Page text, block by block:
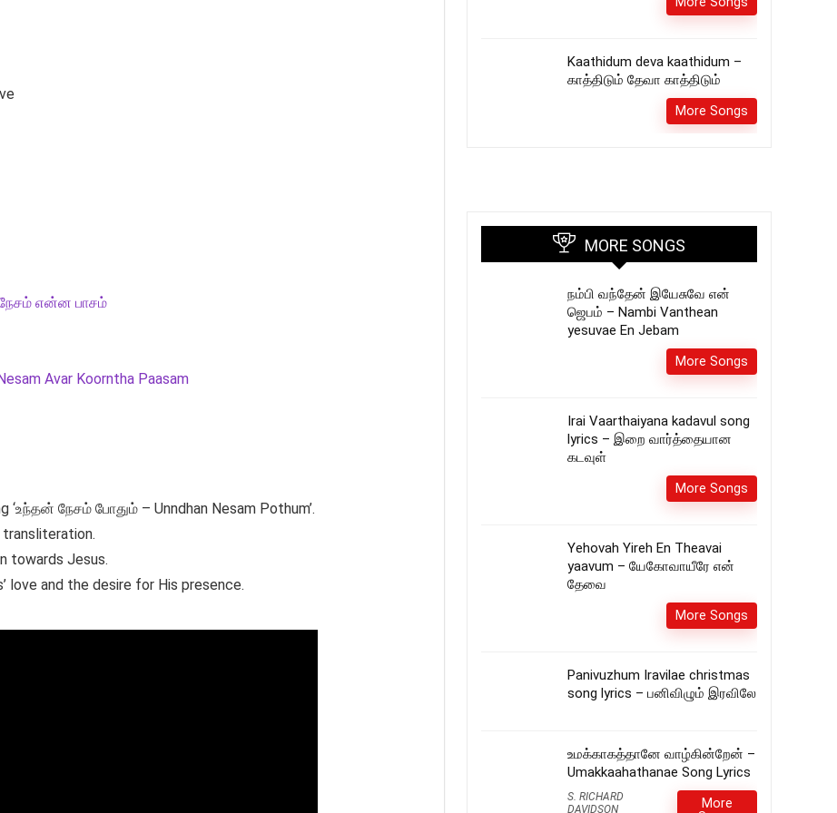
நேசம் என்ன பாசம்
Avar Koorntha Paasam
நேசம் போதும் – Unndhan Nesam Pothum’.
towards Jesus.
love and the desire for His presence.
Kaathidum deva kaathidum –
காத்திடும் தேவா காத்திடும்
More Songs
MORE SONGS
நம்பி வந்தேன் இயேசுவே என்
ஜெபம் – Nambi Vanthean
yesuvae En Jebam
More Songs
Irai Vaarthaiyana kadavul song
lyrics – இறை வார்த்தையான
கடவுள்
More Songs
Yehovah Yireh En Theavai
yaavum – யேகோவாயீரே என்
தேவை
More Songs
Panivuzhum Iravilae christmas
song lyrics – பனிவிழும் இரவிலே
உமக்காகத்தானே வாழ்கின்றேன் –
Umakkaahathanae Song Lyrics
S. RICHARD
DAVIDSON
More